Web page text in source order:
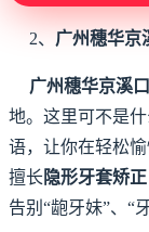
2、 广州穗华京
广州穗华京溪
地。这里可不是
语，让你在轻松
擅长隐形牙套矫正
告别“龅牙妹”、“